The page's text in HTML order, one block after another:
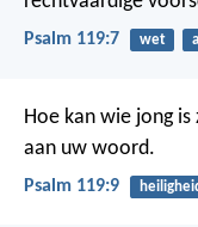
Psalm 119:7 wet
Hoe kan wie jong is
aan uw woord.
Psalm 119:9